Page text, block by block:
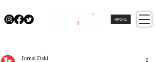
APOIE
Jornal Daki